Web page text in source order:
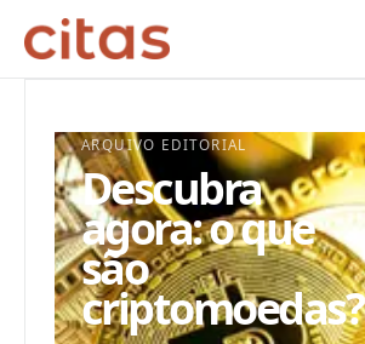
ARQUIVO EDITORIAL
Descubra
agora: o que
são
criptomoedas?